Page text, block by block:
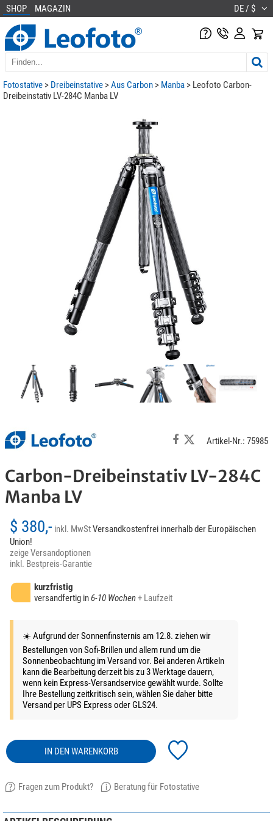
SHOP MAGAZIN DE / $
Fotostative > Dreibeinstative >Aus Carbon > Manba > Leofoto Carbon-
Dreibeinstativ LV-284C Manba LV
Artikel-Nr.: 75985
Carbon-Dreibeinstativ LV-284C
Manba LV
$ 380,- inkl. MwStVersandkostenfrei innerhalb der Europäischen
Union!
zeige Versandoptionen
inkl. Bestpreis-Garantie
kurzfristig
versandfertig in6-10 Wochen+ Laufzeit
☀️ Aufgrund der Sonnenfinsternis am 12.8. ziehen wir
Bestellungen von Sofi-Brillen und allem rund um die
Sonnenbeobachtung im Versand vor. Bei anderen Artikeln
kann die Bearbeitung derzeit bis zu 3 Werktage dauern,
wenn kein Express-Versandservice gewählt wurde. Sollte
Ihre Bestellung zeitkritisch sein, wählen Sie daher bitte
Versand per UPS Express oder GLS24.
IN DEN WARENKORB
Fragen zum Produkt? Beratung für Fotostative